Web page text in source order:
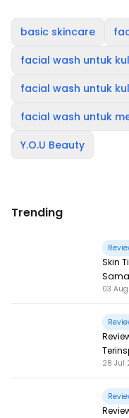
basic skincare
facial wash untuk
facial wash untuk
facial wash untuk
Y.O.U Beauty
Trending
Skin
03
28 Jul